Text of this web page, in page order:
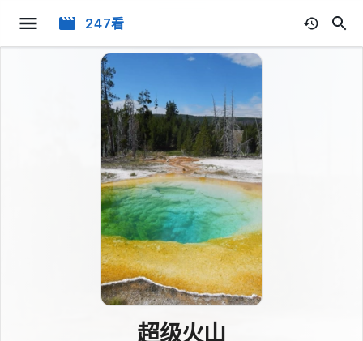
247看
超级火山